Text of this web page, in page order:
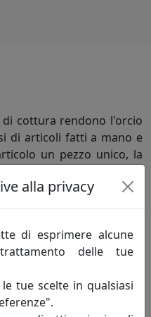
cottura rendono l'orcio
di articoli fatti a mano e
un pezzo unico, la
L75xPR75xH80 cm.
alla privacy
di esprimere alcune
delle tue
tue scelte in qualsiasi